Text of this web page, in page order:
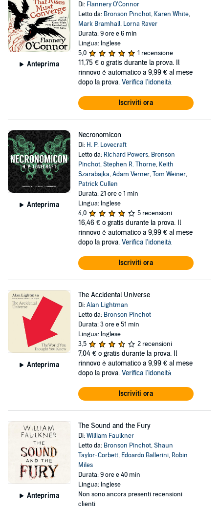
Anteprima
Di: Flannery O’Connor
Letto da: Bronson Pinchot, Karen White,
Mark Bramhall, Lorna Raver
Durata: 9 ore e 6 min
Lingua: Inglese
5,0
1 recensione
11,75 € o gratis durante la prova. Il
rinnovo è automatico a 9,99 € al mese
dopo la prova. Verifica l'idoneità
Iscriviti ora
Anteprima
Necronomicon
Di: H. P. Lovecraft
Letto da: Richard Powers, Bronson
Pinchot,Stephen R. Thorne, Keith
Szarabajka,Adam Verner,Tom Weiner,
Patrick Cullen
Durata: 21 ore e 1 min
Lingua: Inglese
4,0
5 recensioni
16,46 € o gratis durante la prova. Il
rinnovo è automatico a 9,99 € al mese
dopo la prova. Verifica l'idoneità
Iscriviti ora
Anteprima
The Accidental Universe
Di:Alan Lightman
Letto da: Bronson Pinchot
Durata: 3 ore e 51 min
Lingua: Inglese
3,5
2 recensioni
7,04 € o gratis durante la prova. Il
rinnovo è automatico a 9,99 € al mese
dopo la prova. Verifica l'idoneità
Iscriviti ora
Anteprima
The Sound and the Fury
Di:William Faulkner
Letto da: Bronson Pinchot,Shaun
Taylor-Corbett, Edoardo Ballerini, Robin
Miles
Durata: 9 ore e 40 min
Lingua: Inglese
Non sono ancora presenti recensioni
clienti